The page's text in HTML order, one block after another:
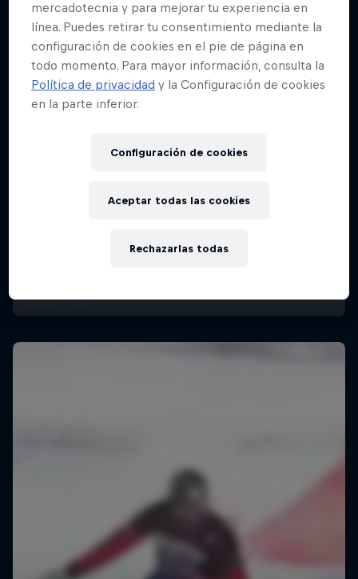
mercadotecnia y para mejorar tu experiencia en
línea. Puedes retirar tu consentimiento mediante la
configuración de cookies en el pie de página en
todo momento. Para mayor información, consulta la
Política de privacidad y la Configuración de cookies
en la parte inferior.
Configuración de cookies
Rechazarlas todas
Aceptar todas las cookies